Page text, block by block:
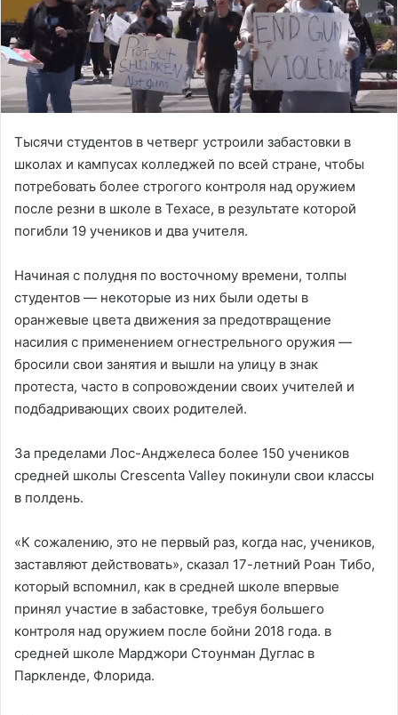
Тысячи студентов в четверг устроили забастовки в
школах и кампусах колледжей по всей стране, чтобы
потребовать более строгого контроля над оружием
после резни в школе в Техасе, в результате которой
погибли 19 учеников и два учителя.
Начиная с полудня по восточному времени, толпы
студентов — некоторые из них были одеты в
оранжевые цвета движения за предотвращение
насилия с применением огнестрельного оружия —
бросили свои занятия и вышли на улицу в знак
протеста, часто в сопровождении своих учителей и
подбадривающих своих родителей.
За пределами Лос-Анджелеса более 150 учеников
средней школы Crescenta Valley покинули свои классы
в полдень.
«К сожалению, это не первый раз, когда нас, учеников,
заставляют действовать», сказал 17-летний Роан Тибо,
который вспомнил, как в средней школе впервые
принял участие в забастовке, требуя большего
контроля над оружием после бойни 2018 года. в
средней школе Марджори Стоунман Дуглас в
Паркленде, Флорида.